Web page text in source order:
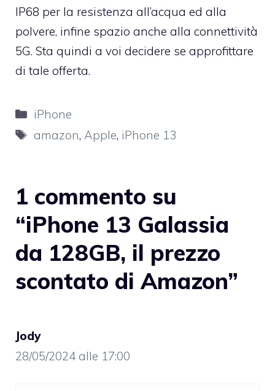
IP68 per la resistenza all’acqua ed alla
polvere, infine spazio anche alla connettività
5G. Sta quindi a voi decidere se approfittare
di tale offerta.
Categorie
iPhone
Tag
amazon, Apple, iPhone 13
1 commento su
“iPhone 13 Galassia
da 128GB, il prezzo
scontato di Amazon”
Jody
28/05/2024 alle 17:00